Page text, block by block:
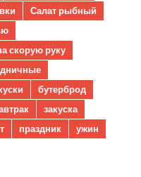
Салат рыбный
скорую руку
бутерброд
закуска
праздник
ужин